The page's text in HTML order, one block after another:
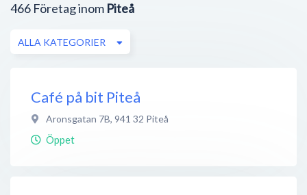
466 Företag inom Piteå
ALLA KATEGORIER
Café på bit Piteå
Aronsgatan 7B, 941 32 Piteå
Öppet